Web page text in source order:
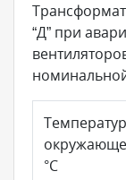
“Д” при
°С